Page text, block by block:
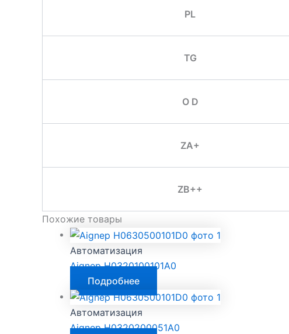
PL
TG
O D
ZA+
ZB++
Похожие товары
Автоматизация
Aignep H0320100101A0
Подробнее
Автоматизация
Aignep H0320200051A0